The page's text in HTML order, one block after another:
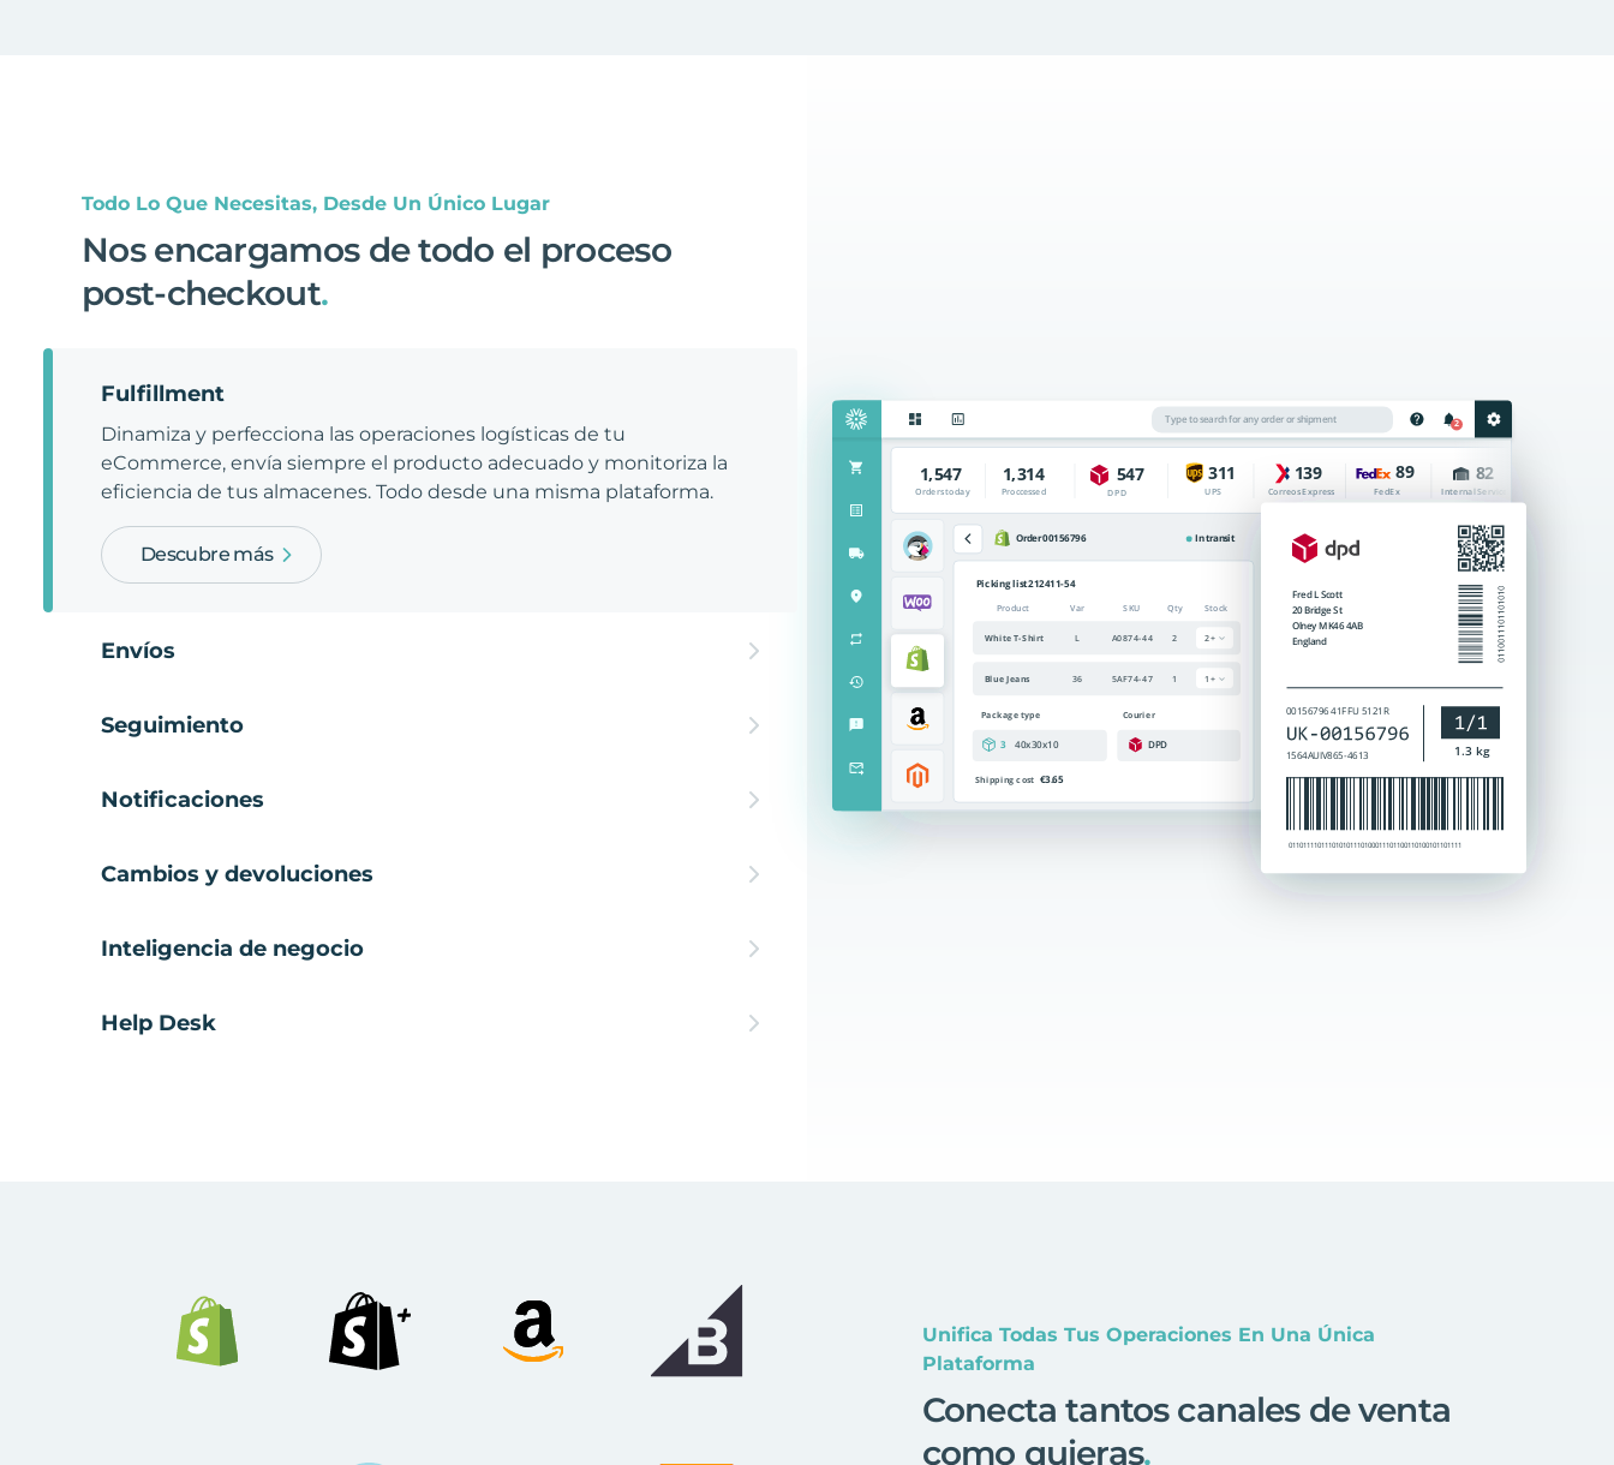
Todo Lo Que Necesitas, Desde Un Único Lugar
Nos encargamos de todo el proceso
post-checkout.
Fulfillment
Dinamiza y perfecciona las operaciones logísticas de tu
eCommerce, envía siempre el producto adecuado y monitoriza la
eficiencia de tus almacenes. Todo desde una misma plataforma.
Descubre más
Envíos
Seguimiento
Notificaciones
Cambios y devoluciones
Inteligencia de negocio
Help Desk
Unifica Todas Tus Operaciones En Una Única
Plataforma
Conecta tantos canales de venta
como quieras.